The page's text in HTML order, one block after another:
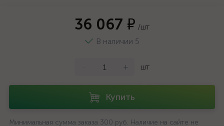
36 067 ₽ /шт
В наличии 5
+ шт
Купить
Минимальная сумма заказа 300 руб. Наличие на сайте не